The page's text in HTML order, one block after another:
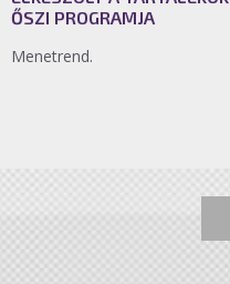
ŐSZI PROGRAMJA
Menetrend.